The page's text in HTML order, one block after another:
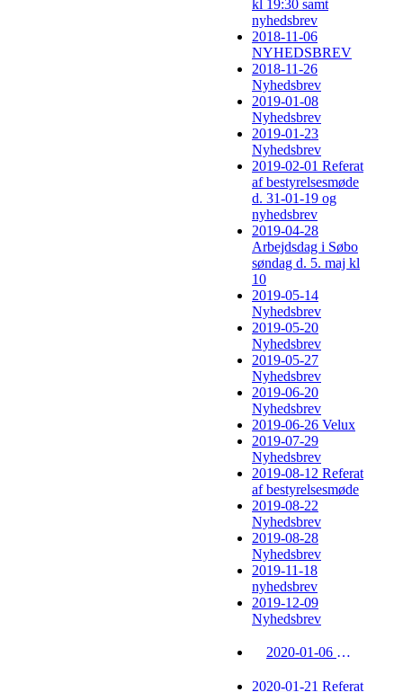
kl 19:30 samt
nyhedsbrev
2018-11-06
NYHEDSBREV
2018-11-26
Nyhedsbrev
2019-01-08
Nyhedsbrev
2019-01-23
Nyhedsbrev
2019-02-01 Referat
af bestyrelsesmøde
d. 31-01-19 og
nyhedsbrev
2019-04-28
Arbejdsdag i Søbo
søndag d. 5. maj kl
10
2019-05-14
Nyhedsbrev
2019-05-20
Nyhedsbrev
2019-05-27
Nyhedsbrev
2019-06-20
Nyhedsbrev
2019-06-26 Velux
2019-07-29
Nyhedsbrev
2019-08-12 Referat
af bestyrelsesmøde
2019-08-22
Nyhedsbrev
2019-08-28
Nyhedsbrev
2019-11-18
nyhedsbrev
2019-12-09
Nyhedsbrev
2020-01-06 Nyhedsbrev
2020-01-21 Referat